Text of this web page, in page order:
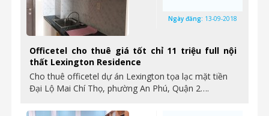
Officetel cho thuê giá tốt chỉ 11 triệu full nội
thất Lexington Residence
Cho thuê officetel dự án Lexington tọa lạc mặt tiền
Đại Lộ Mai Chí Thọ, phường An Phú, Quận 2….
Ngày đăng: 13-09-2018